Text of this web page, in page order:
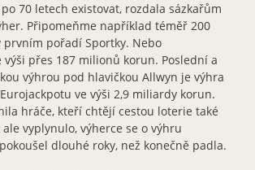
70 letech existovat, rozdala sázkařům
Připomeňme například téměř 200
pořadí Sportky. Nebo
výši přes 187 milionů korun. Poslední a
výhrou pod hlavičkou Allwyn je výhra
ve výši 2,9 miliardy korun.
hráče, kteří chtějí cestou loterie také
vyplynulo, výherce se o výhru
dlouhé roky, než konečně padla.